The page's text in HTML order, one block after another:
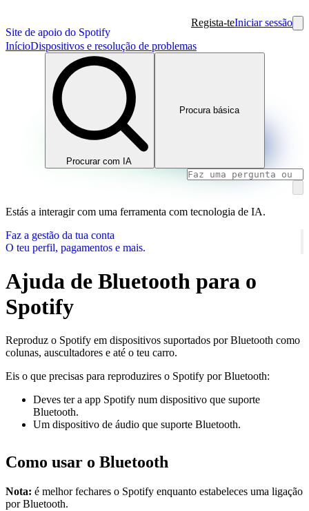
Site de apoio do Spotify
Regista-teIniciar sessão
InícioDispositivos e resolução de problemas
Procurar com IA
Procura básica
Estás a interagir com uma ferramenta com tecnologia de IA.
Faz a gestão da tua conta
O teu perfil, pagamentos e mais.
Ajuda de Bluetooth para o
Spotify
Reproduz o Spotify em dispositivos suportados por Bluetooth como
colunas, auscultadores e até o teu carro.
Eis o que precisas para reproduzires o Spotify por Bluetooth:
Deves ter a app Spotify num dispositivo que suporte
Bluetooth.
Um dispositivo de áudio que suporte Bluetooth.
Como usar o Bluetooth
Nota: é melhor fechares o Spotify enquanto estabeleces uma ligação
por Bluetooth.